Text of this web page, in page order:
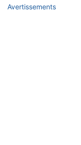
Avertissements